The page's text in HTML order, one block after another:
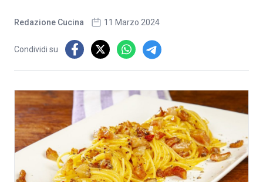
Redazione Cucina 11 Marzo 2024
Condividi su